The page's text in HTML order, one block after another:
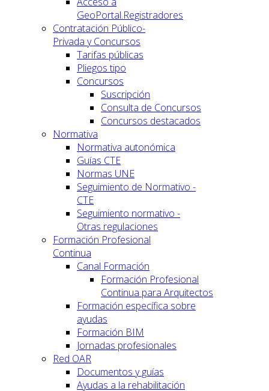
GeoPortal.Registradores
Contratación Público-
Privada y Concursos
Tarifas públicas
Pliegos tipo
Concursos
Suscripción
Consulta de Concursos
Concursos destacados
Normativa
Normativa autonómica
Guías CTE
Normas UNE
Seguimiento de Normativo -
CTE
Seguimiento normativo -
Otras regulaciones
Formación Profesional
Continua
Canal Formación
Formación Profesional
Continua para Arquitectos
Formación específica sobre
ayudas
Formación BIM
Jornadas profesionales
Red OAR
Documentos y guías
Ayudas a la rehabilitación